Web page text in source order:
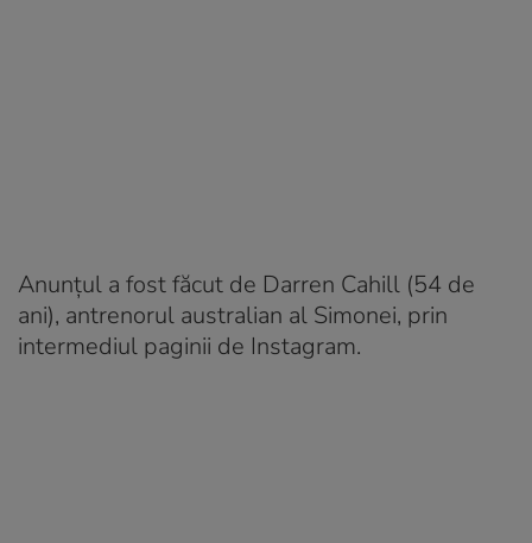
Anunțul a fost făcut de Darren Cahill (54 de
ani), antrenorul australian al Simonei, prin
intermediul paginii de Instagram.